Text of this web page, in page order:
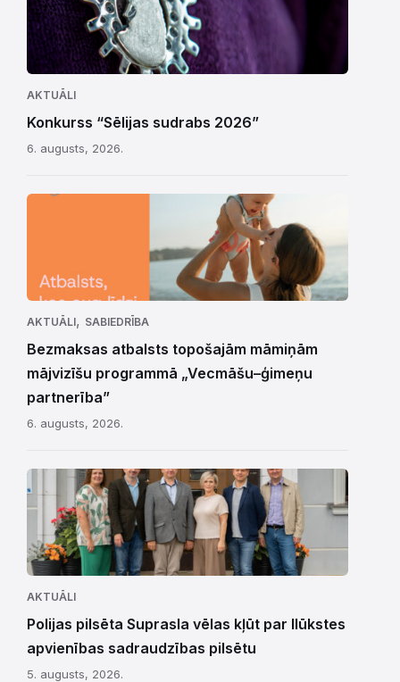
AKTUĀLI
Konkurss “Sēlijas sudrabs 2026”
6. augusts, 2026.
AKTUĀLI, SABIEDRĪBA
Bezmaksas atbalsts topošajām māmiņām
mājvizīšu programmā „Vecmāšu–ģimeņu
partnerība”
6. augusts, 2026.
AKTUĀLI
Polijas pilsēta Suprasla vēlas kļūt par Ilūkstes
apvienības sadraudzības pilsētu
5. augusts, 2026.